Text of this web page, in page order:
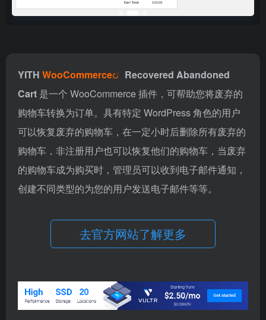
YITH WooCommerce
Recovered Abandoned
Cart 是一个 WooCommerce 插件，可帮助您将废弃的
购物车转换为订单。具有特定 WordPress 角色的用户
可以恢复废弃的购物车，在一定小时后删除所有废弃的
购物车，非注册用户也可以恢复他们的购物车，当废弃
的购物车成为购买时，管理员可以收到电子邮件通知，
创建不同类型的为您的用户发送电子邮件等等。
去官方网站了解更多